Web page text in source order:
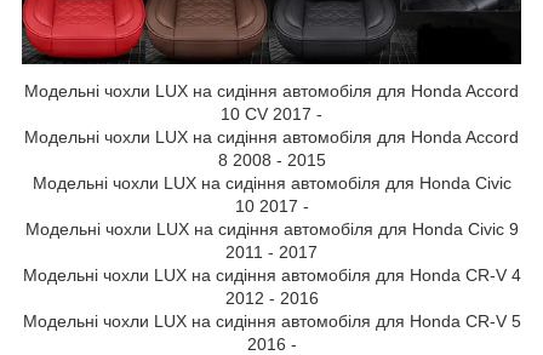
Модельні чохли LUX на сидіння автомобіля для Honda Accord
10 CV 2017 -
Модельні чохли LUX на сидіння автомобіля для Honda Accord
8 2008 - 2015
Модельні чохли LUX на сидіння автомобіля для Honda Civic
10 2017 -
Модельні чохли LUX на сидіння автомобіля для Honda Civic 9
2011 - 2017
Модельні чохли LUX на сидіння автомобіля для Honda CR-V 4
2012 - 2016
Модельні чохли LUX на сидіння автомобіля для Honda CR-V 5
2016 -